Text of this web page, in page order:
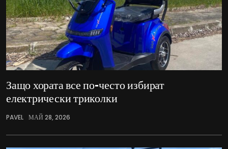
Защо хората все по-често избират
електрически триколки
PAVEL МАЙ 28, 2026